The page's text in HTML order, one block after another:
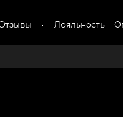
Лояльность